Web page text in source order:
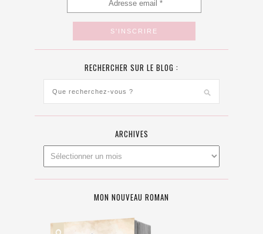
RECHERCHER SUR LE BLOG :
ARCHIVES
MON NOUVEAU ROMAN